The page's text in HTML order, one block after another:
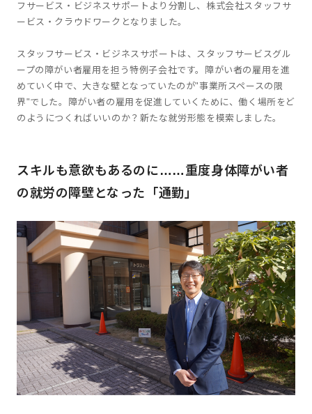
フサービス・ビジネスサポートより分割し、株式会社スタッフサ
ービス・クラウドワークとなりました。
スタッフサービス・ビジネスサポートは、スタッフサービスグル
ープの障がい者雇用を担う特例子会社です。障がい者の雇用を進
めていく中で、大きな壁となっていたのが"事業所スペースの限
界"でした。障がい者の雇用を促進していくために、働く場所をど
のようにつくればいいのか？新たな就労形態を模索しました。
スキルも意欲もあるのに……重度身体障がい者
の就労の障壁となった「通勤」